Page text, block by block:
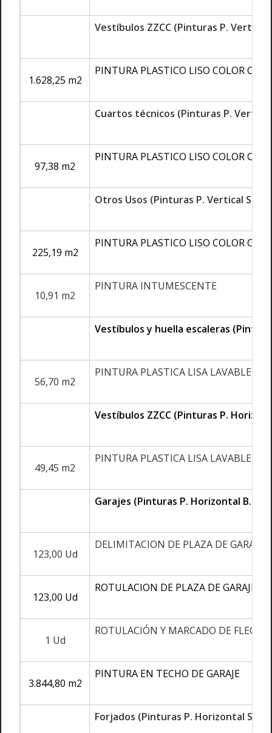
Vestíbulos ZZCC (Pinturas P. Vertical
1.628,25 m2
PINTURA PLASTICO LISO COLOR
Cuartos técnicos (Pinturas P. Vertical
97,38 m2
PINTURA PLASTICO LISO COLOR
Otros Usos (Pinturas P. Vertical S.
225,19 m2
PINTURA PLASTICO LISO COLOR
10,91 m2
PINTURA INTUMESCENTE
Vestíbulos y huella escaleras
56,70 m2
PINTURA PLASTICA LISA LAVABLE
Vestíbulos ZZCC (Pinturas P.
49,45 m2
PINTURA PLASTICA LISA LAVABLE
Garajes (Pinturas P. Horizontal B.
123,00 Ud
DELIMITACION DE PLAZA DE GARAJE
123,00 Ud
ROTULACION DE PLAZA DE GARAJE
1 Ud
ROTULACIÓN Y MARCADO DE
3.844,80 m2
PINTURA EN TECHO DE GARAJE
Forjados (Pinturas P. Horizontal S.